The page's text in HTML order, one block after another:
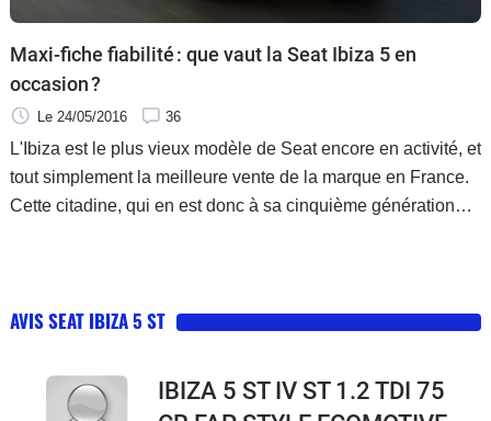
Maxi-fiche fiabilité : que vaut la Seat Ibiza 5 en
occasion ?
Le 24/05/2016 36
L'Ibiza est le plus vieux modèle de Seat encore en activité, et
tout simplement la meilleure vente de la marque en France.
Cette citadine, qui en est donc à sa cinquième génération
AVIS SEAT IBIZA 5 ST
IBIZA 5 ST IV ST 1.2 TDI 75